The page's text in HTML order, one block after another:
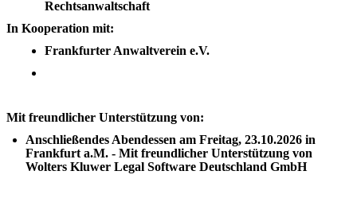
Rechtsanwaltschaft
In Kooperation mit:
Frankfurter Anwaltverein e.V.
Mit freundlicher Unterstützung von:
Anschließendes Abendessen am Freitag, 23.10.2026 in
Frankfurt a.M. - Mit freundlicher Unterstützung von
Wolters Kluwer Legal Software Deutschland GmbH